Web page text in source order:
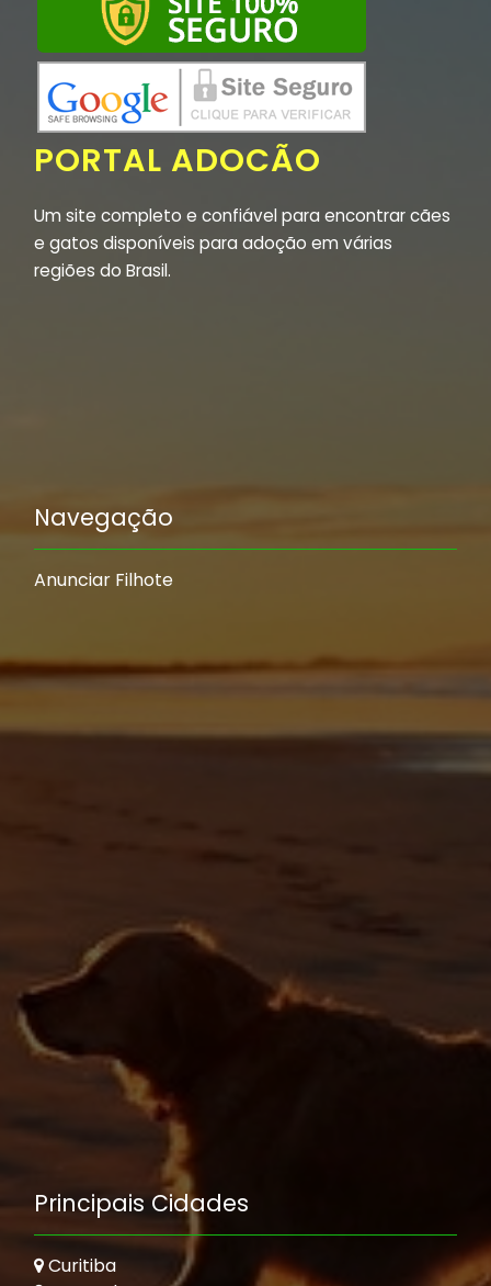
PORTAL ADOCÃO
Um site completo e confiável para encontrar cães
e gatos disponíveis para adoção em várias
regiões do Brasil.
Navegação
Anunciar Filhote
Principais Cidades
Curitiba